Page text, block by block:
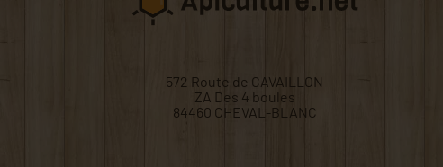
572 Route de CAVAILLON
ZA Des 4 boules
84460 CHEVAL-BLANC